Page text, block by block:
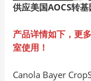
供应美国AOCS转
产品详情如下，更
室使用！
Canola Bayer